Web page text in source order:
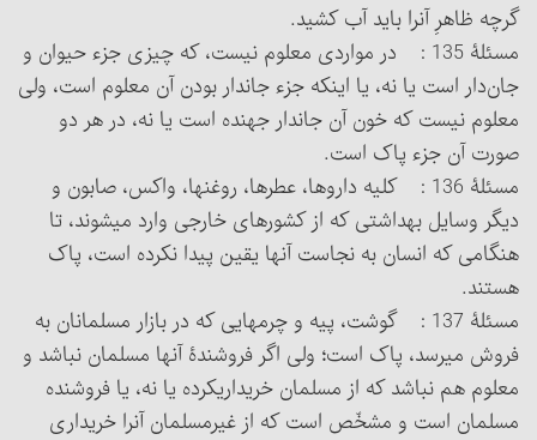
گرچه ظاهرِ آن‎را باید آب کشید.
مسئلۀ 135 : در مواردی معلوم نیست، که چیزی جزء حیوان و
جان‌دار است یا نه، یا اینکه جزء جاندار بودن آن معلوم است، ولی
معلوم نیست که خون آن جاندار جهنده است یا نه، در هر دو
صورت آن جزء پاک است.
مسئلۀ 136 : کلیه داروها، عطرها، روغنها، واکس، صابون و
دیگر وسایل بهداشتی که از کشورهای خارجی وارد می‏شوند، تا
هنگامی که انسان به نجاست آنها یقین پیدا نکرده است، پاک
هستند.
مسئلۀ 137 : گوشت، پیه و چرمهایی که در بازار مسلمانان به
فروش می‏رسد، پاک است؛ ولی اگر فروشندۀ آنها مسلمان نباشد و
معلوم هم نباشد که از مسلمان خریداری‏کرده یا نه، یا فروشنده
مسلمان است و مشخّص است که از غیرمسلمان آن‎را خریداری